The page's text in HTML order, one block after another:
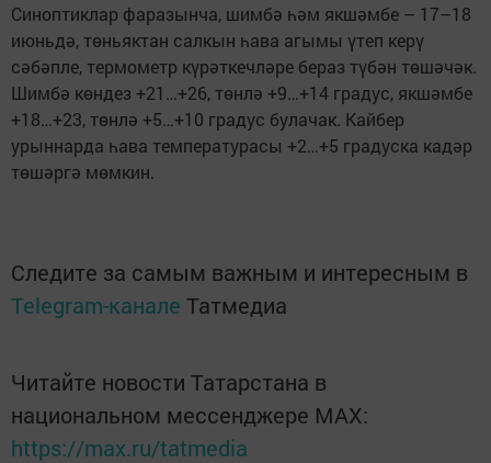
Синоптиклар фаразынча, шимбә һәм якшәмбе – 17–18
июньдә, төньяктан салкын һава агымы үтеп керү
сәбәпле, термометр күрәткечләре бераз түбән төшәчәк.
Шимбә көндез +21…+26, төнлә +9…+14 градус, якшәмбе
+18…+23, төнлә +5…+10 градус булачак. Кайбер
урыннарда һава температурасы +2…+5 градуска кадәр
төшәргә мөмкин.
Следите за самым важным и интересным в
Telegram-канале Татмедиа
Читайте новости Татарстана в
национальном мессенджере MАХ:
https://max.ru/tatmedia